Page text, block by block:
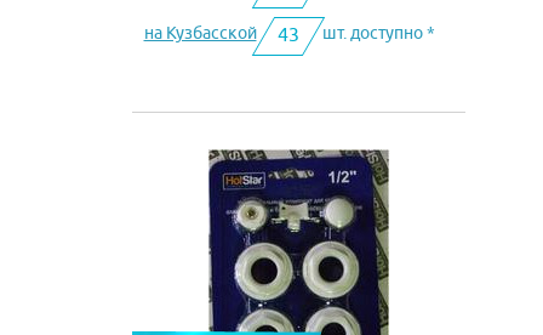
на Кузбасской 43 шт. доступно *